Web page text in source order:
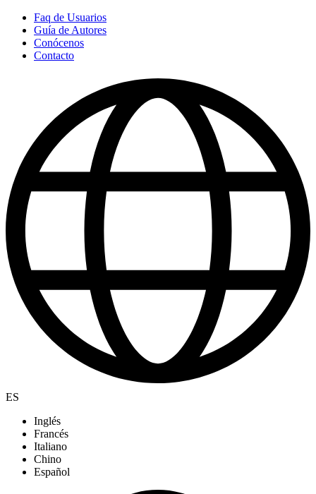
Faq de Usuarios
Guía de Autores
Conócenos
Contacto
ES
Inglés
Francés
Italiano
Chino
Español